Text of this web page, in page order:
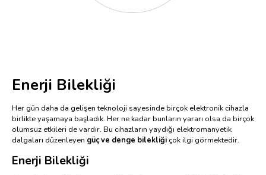
Enerji Bilekliği
Her gün daha da gelişen teknoloji sayesinde birçok elektronik cihazla
birlikte yaşamaya başladık. Her ne kadar bunların yararı olsa da birçok
olumsuz etkileri de vardır. Bu cihazların yaydığı elektromanyetik
dalgaları düzenleyen güç ve denge bilekliği çok ilgi görmektedir.
Enerji Bilekliği